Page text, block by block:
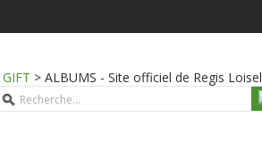
GIFT > ALBUMS - Site officiel de Regis Loisel